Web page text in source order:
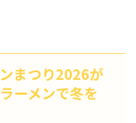
まつり2026が
ーメンで冬を